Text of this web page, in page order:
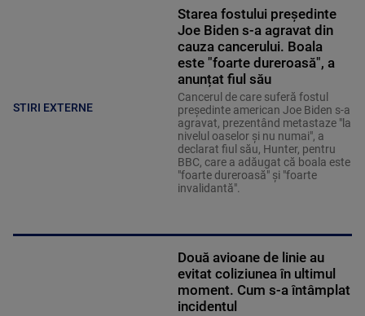
STIRI EXTERNE
Starea fostului președinte
Joe Biden s-a agravat din
cauza cancerului. Boala
este "foarte dureroasă", a
anunțat fiul său
Cancerul de care suferă fostul
preşedinte american Joe Biden s-a
agravat, prezentând metastaze "la
nivelul oaselor şi nu numai", a
declarat fiul său, Hunter, pentru
BBC, care a adăugat că boala este
"foarte dureroasă" şi "foarte
invalidantă".
Două avioane de linie au
evitat coliziunea în ultimul
moment. Cum s-a întâmplat
incidentul